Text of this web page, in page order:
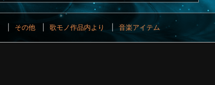
その他 歌モノ作品内より 音楽アイテム